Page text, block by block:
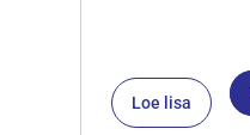
Loe lisa